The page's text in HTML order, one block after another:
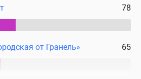
78
от Гранель» 65